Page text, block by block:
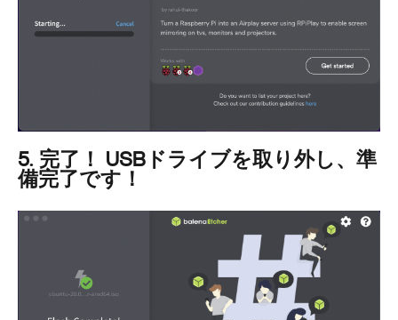
5. 完了！ USBドライブを取り外し、準
備完了です！